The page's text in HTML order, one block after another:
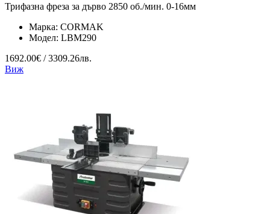
Трифазна фреза за дърво 2850 об./мин. 0-16мм
Марка: CORMAK
Модел: LBM290
1692.00€ / 3309.26лв.
Виж